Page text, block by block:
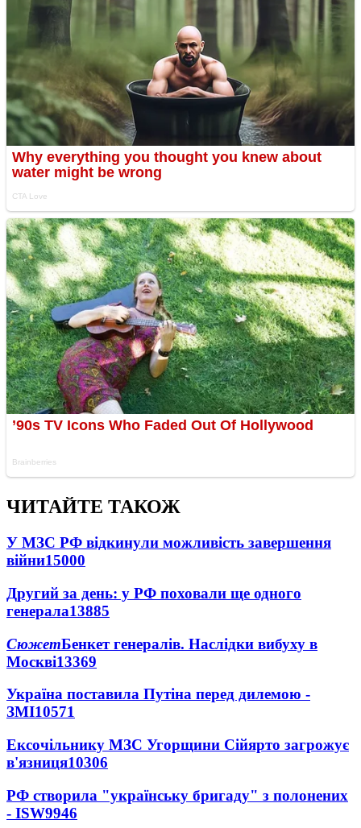
ЧИТАЙТЕ ТАКОЖ
У МЗС РФ відкинули можливість завершення
війни15000
Другий за день: у РФ поховали ще одного
генерала13885
СюжетБенкет генералів. Наслідки вибуху в
Москві13369
Україна поставила Путіна перед дилемою -
ЗМІ10571
Ексочільнику МЗС Угорщини Сійярто загрожує
в'язниця10306
РФ створила "українську бригаду" з полонених
- ISW9946